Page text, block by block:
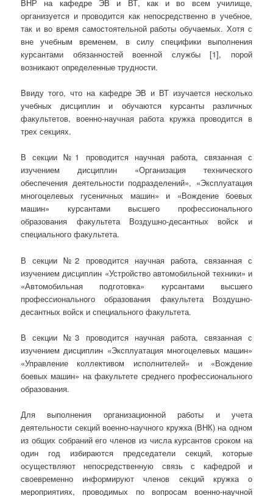
ВНР на кафедре ЭВ и ВТ, как и во всем училище,
организуется и проводится как непосредственно в учебное,
так и во время самостоятельной работы обучаемых. Хотя с
вне учебным временем, в силу специфики выполнения
курсантами обязанностей военной службы [1], порой
возникают определенные трудности.
Ввиду того, что на кафедре ЭВ и ВТ изучается несколько
учебных дисциплин и обучаются курсанты различных
факультетов, военно-научная работа кружка проводится в
трех секциях.
В секции №1 проводится научная работа, связанная с
изучением дисциплин «Организация технического
обеспечения деятельности подразделений», «Эксплуатация
многоцелевых гусеничных машин» и «Вождение боевых
машин» курсантами высшего профессионального
образования факультета Воздушно-десантных войск и
специального факультета.
В секции №2 проводится научная работа, связанная с
изучением дисциплин «Устройство автомобильной техники» и
«Автомобильная подготовка» курсантами высшего
профессионального образования факультета Воздушно-
десантных войск и специального факультета.
В секции №3 проводится научная работа, связанная с
изучением дисциплин «Эксплуатация многоцелевых машин»
«Управление коллективом исполнителей» и «Вождение
боевых машин» на факультете среднего профессионального
образования.
Для выполнения организационной работы и учета
деятельности секций военно-научного кружка (ВНК) на одном
из общих собраний его членов из числа курсантов сроком на
один год избираются председатели секций, которые
осуществляют непосредственную связь с кафедрой и
своевременно информируют членов секций кружка о
мероприятиях, проводимых по вопросам военно-научной